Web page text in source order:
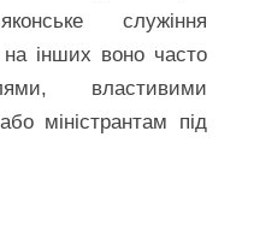
служіння
інших воно часто
властивими
міністрантам під